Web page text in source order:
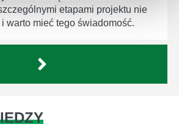
etapami projektu nie
i warto mieć tego świadomość.